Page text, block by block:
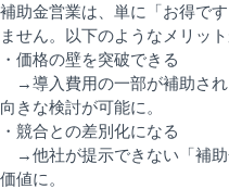
補助金営業は、単に「お得で
ません。以下のようなメリッ
・価格の壁を突破できる
→導入費用の一部が補助され
向きな検討が可能に。
・競合との差別化になる
→他社が提示できない「補助
価値に。